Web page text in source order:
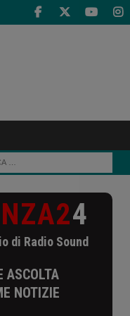
4
di Radio Sound
ASCOLTA
NOTIZIE